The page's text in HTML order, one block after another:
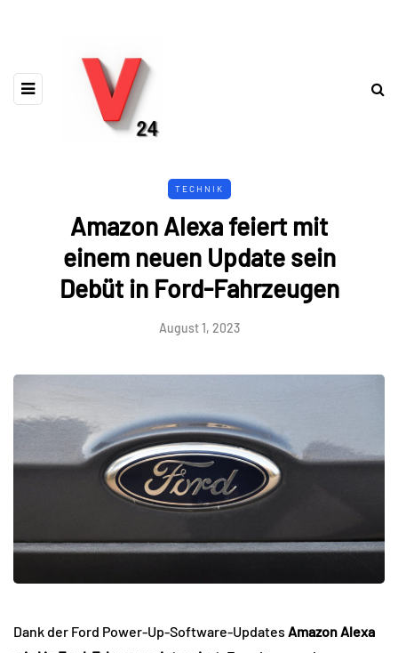
TECHNIK
Amazon Alexa feiert mit
einem neuen Update sein
Debüt in Ford-Fahrzeugen
August 1, 2023
Dank der Ford Power-Up-Software-Updates Amazon Alexa